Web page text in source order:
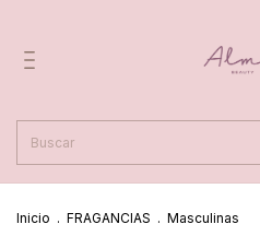
Inicio . FRAGANCIAS . Masculinas